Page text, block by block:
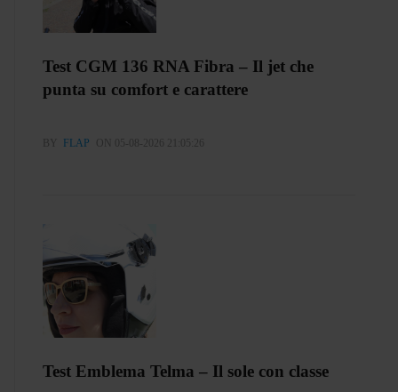
Test CGM 136 RNA Fibra – Il jet che
punta su comfort e carattere
BY FLAP ON 05-08-2026 21:05:26
Test Emblema Telma – Il sole con classe